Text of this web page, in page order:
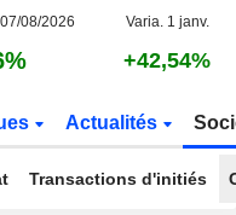
08/2026 Varia. 1 janv.
+42,54%
Actualités
Transactions d'initiés